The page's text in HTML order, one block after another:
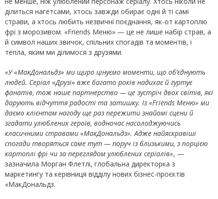
ділиться нагетсами, хтось завжди обирає одні й ті самі
страви, а хтось любить незвичні поєднання, як-от картоплю
фрі з морозивом. «Friends Меню» — це не лише набір страв, а
й символ наших звичок, спільних спогадів та моментів, і
тепла, яким ми ділимося з друзями.
«У «МакДональдз» ми щиро цінуємо моменти, що об’єднують
людей. Серіал «Друзі» вже багато років надихає й гуртує
фанатів, тож наше партнерство — це зустріч двох світів, які
дарують відчуття радості та затишку. Із «Friends Меню» ми
даємо клієнтам нагоду ще раз пережити знайомі сцени й
згадати улюблених героїв, водночас насолоджуючись
класичними стравами «МакДональдз». Адже найяскравіші
спогади творяться саме тут — поруч із близькими, з порцією
картоплі фрі чи за переглядом улюблених серіалів», —
зазначила Морган Флетлі, глобальна директорка з
маркетингу та керівниця відділу нових бізнес-проєктів
«МакДональдз.